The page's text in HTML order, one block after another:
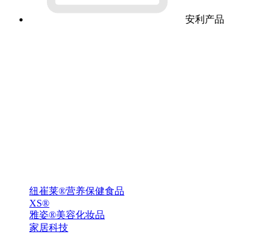
安利产品
纽崔莱®营养保健食品
XS®
雅姿®美容化妆品
家居科技